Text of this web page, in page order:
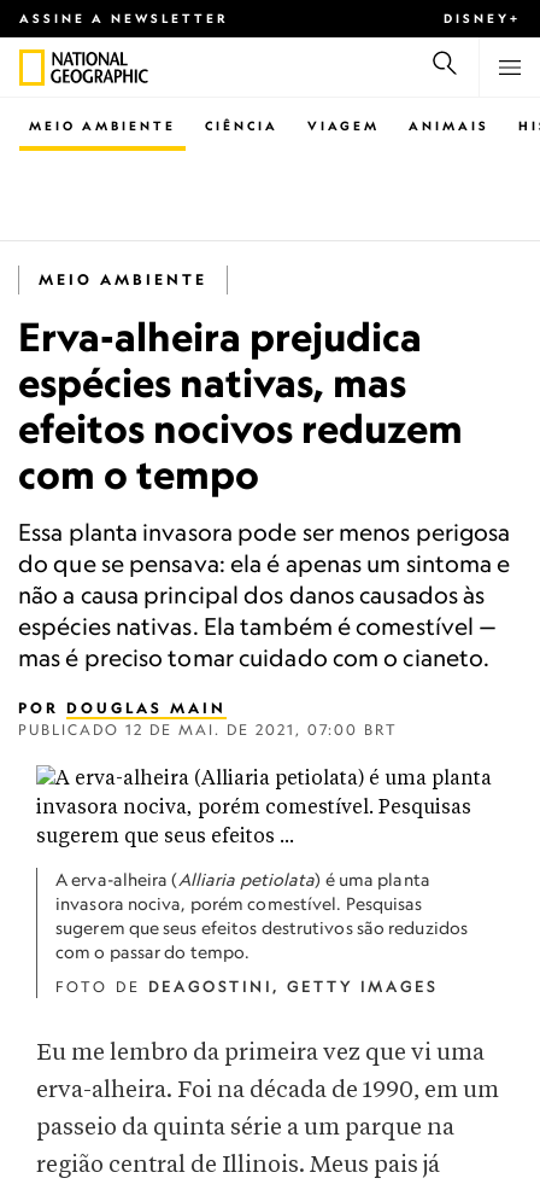
ASSINE A NEWSLETTER DISNEY+
CIÊNCIA VIAGEM ANIMAIS
MEIO AMBIENTE
MEIO AMBIENTE
Erva-alheira prejudica
espécies nativas, mas
efeitos nocivos reduzem
com o tempo
Essa planta invasora pode ser menos perigosa
do que se pensava: ela é apenas um sintoma e
não a causa principal dos danos causados às
espécies nativas. Ela também é comestível —
mas é preciso tomar cuidado com o cianeto.
POR DOUGLAS MAIN
PUBLICADO 12 DE MAI. DE 2021, 07:00 BRT
A erva-alheira (Alliaria petiolata) é uma planta
invasora nociva, porém comestível. Pesquisas
sugerem que seus efeitos destrutivos são reduzidos
com o passar do tempo.
FOTO DE DEAGOSTINI, GETTY IMAGES
Eu me lembro da primeira vez que vi uma
erva-alheira. Foi na década de 1990, em um
passeio da quinta série a um parque na
região central de Illinois. Meus pais já